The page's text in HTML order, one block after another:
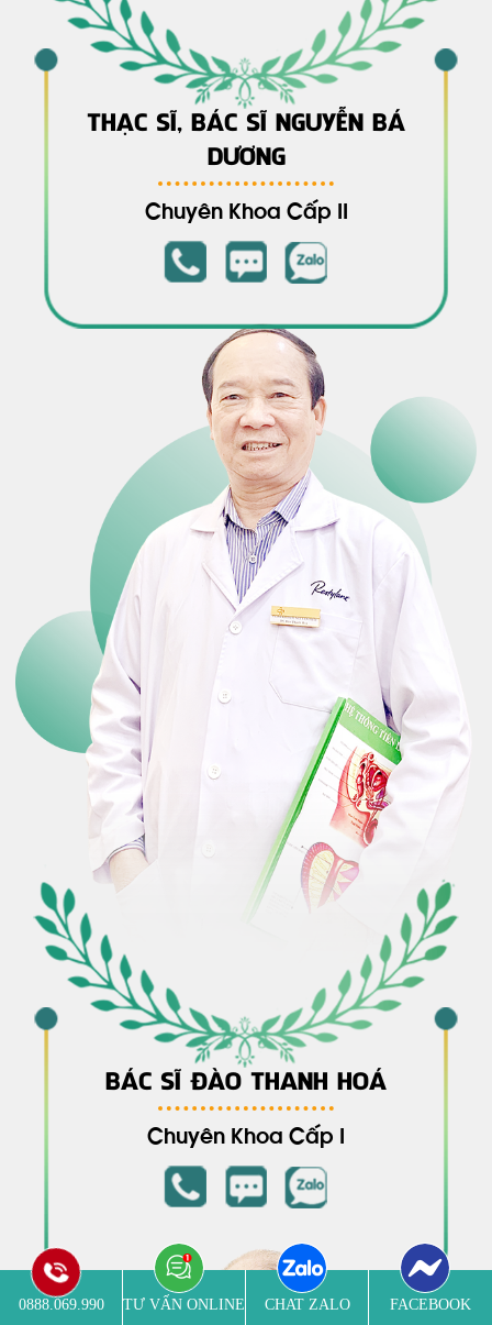
THẠC SĨ, BÁC SĨ NGUYỄN BÁ
DƯƠNG
Chuyên Khoa Cấp II
BÁC SĨ ĐÀO THANH HOÁ
Chuyên Khoa Cấp I
0888.069.990 TƯ VẤN ONLINE CHAT ZALO FACEBOOK